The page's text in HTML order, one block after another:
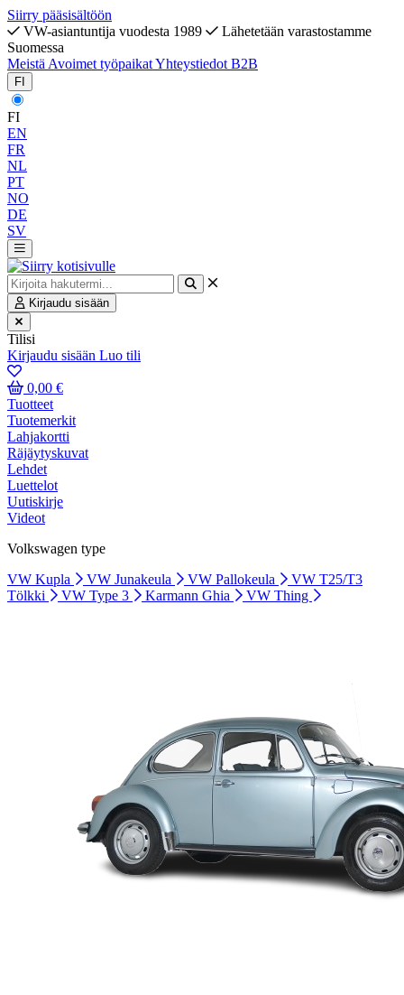
Siirry pääsisältöön
VW-asiantuntija vuodesta 1989
Lähetetään varastostamme
Suomessa
Meistä Avoimet työpaikatYhteystiedot B2B
FI
FI
EN
FR
NL
PT
NO
DE
SV
Kirjaudu sisään
Tilisi
Kirjaudu sisään Luo tili
0,00 €
Tuotteet
Tuotemerkit
Lahjakortti
Räjäytyskuvat
Lehdet
Luettelot
Uutiskirje
Videot
Volkswagen type
VW Kupla
VW Junakeula VW Pallokeula
VW T25/T3
Tölkki
VW Type 3 Karmann Ghia VW Thing